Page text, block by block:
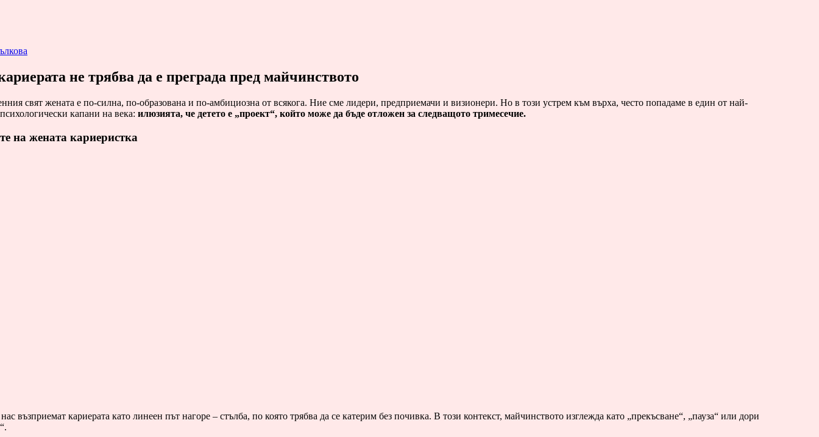
не трябва да е преграда пред майчинството
свят жената е по-силна, по-образована и по-амбициозна от всякога. Ние сме лидери, предприемачи и визионери. Но в този устрем към върха, често попадаме в един от най-
капани на века: илюзията, че детето е „проект“, който може да бъде отложен за следващото тримесечие.
на жената кариеристка
възприемат кариерата като линеен път нагоре – стълба, по която трябва да се катерим без почивка. В този контекст, майчинството изглежда като „прекъсване“, „пауза“ или дори